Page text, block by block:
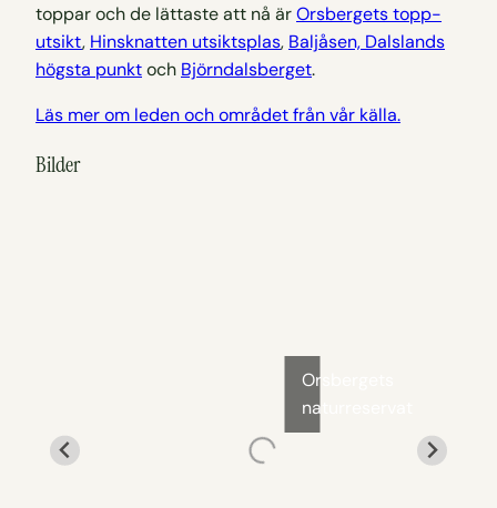
toppar och de lättaste att nå ärOrsbergets topp-
utsikt, Hinsknatten utsiktsplas, Baljåsen, Dalslands
högsta punktoch Björndalsberget.
Läs mer om leden och området från vår källa.
Bilder
Orsbergets
naturreservat